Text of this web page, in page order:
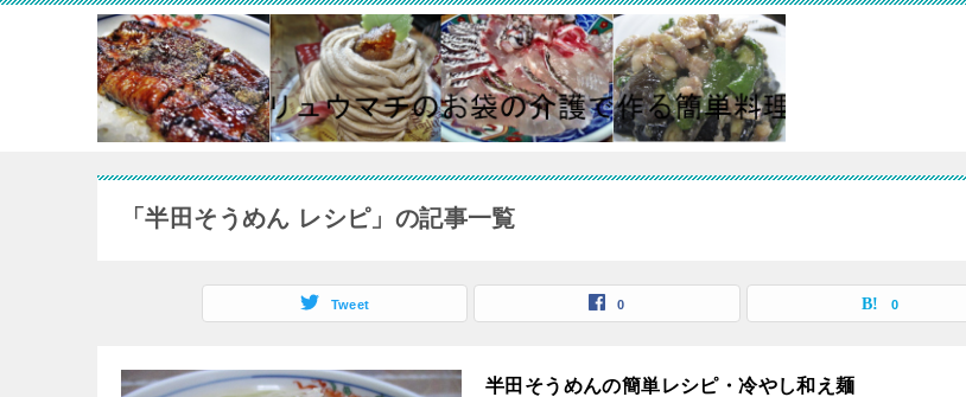
「半田そうめん レシピ」の記事一覧
Tweet 0 0
半田そうめんの簡単レシピ・冷やし和え麺